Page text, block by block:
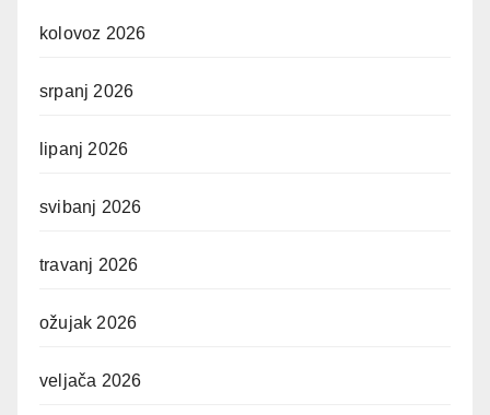
kolovoz 2026
srpanj 2026
lipanj 2026
svibanj 2026
travanj 2026
ožujak 2026
veljača 2026